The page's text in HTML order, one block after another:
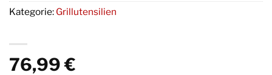
76,99€
Kategorie: Grillutensilien